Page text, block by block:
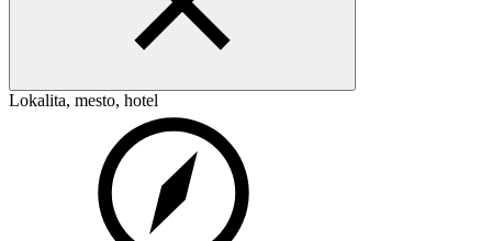
Lokalita, mesto, hotel